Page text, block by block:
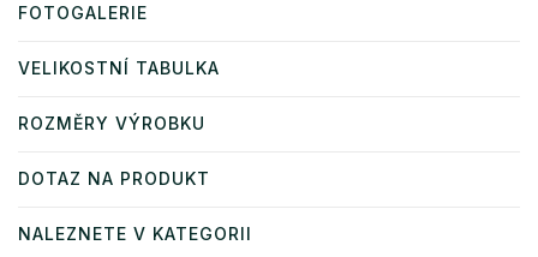
FOTOGALERIE
VELIKOSTNÍ TABULKA
ROZMĚRY VÝROBKU
DOTAZ NA PRODUKT
NALEZNETE V KATEGORII